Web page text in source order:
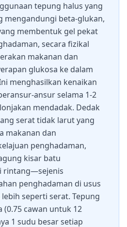
tepung halus yang
mengandungi beta-glukan,
membentuk gel pekat
secara fizikal
makanan dan
glukosa ke dalam
menghasilkan kenaikan
ansur selama 1-2
mendadak. Dedak
serat tidak larut yang
makanan dan
penghadaman,
kisar batu
rintang—sejenis
penghadaman di usus
seperti serat. Tepung
cawan untuk 12
1 sudu besar setiap